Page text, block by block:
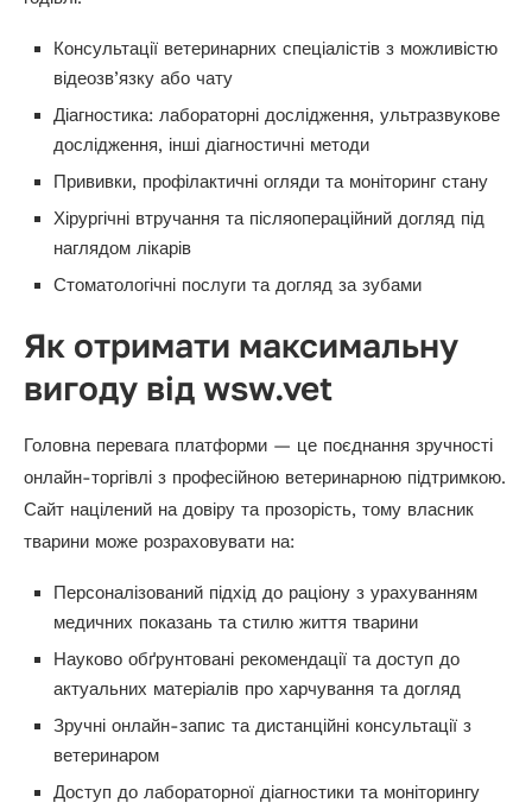
Консультації ветеринарних спеціалістів з можливістю
відеозв’язку або чату
Діагностика: лабораторні дослідження, ультразвукове
дослідження, інші діагностичні методи
Прививки, профілактичні огляди та моніторинг стану
Хірургічні втручання та післяопераційний догляд під
наглядом лікарів
Стоматологічні послуги та догляд за зубами
Як отримати максимальну
вигоду від wsw.vet
Головна перевага платформи — це поєднання зручності
онлайн-торгівлі з професійною ветеринарною підтримкою.
Сайт націлений на довіру та прозорість, тому власник
тварини може розраховувати на:
Персоналізований підхід до раціону з урахуванням
медичних показань та стилю життя тварини
Науково обґрунтовані рекомендації та доступ до
актуальних матеріалів про харчування та догляд
Зручні онлайн-запис та дистанційні консультації з
ветеринаром
Доступ до лабораторної діагностики та моніторингу